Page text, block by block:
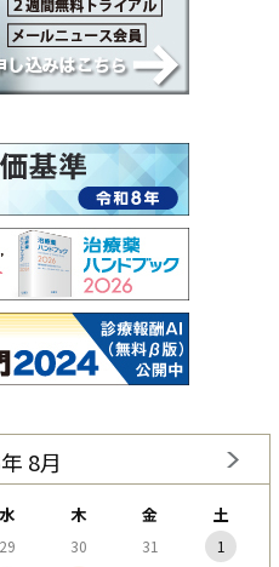
8月
水 木 金 土
29 30 31
1